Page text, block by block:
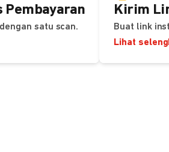
Pembayaran
satu scan.
Kirim
Buat link
Lihat